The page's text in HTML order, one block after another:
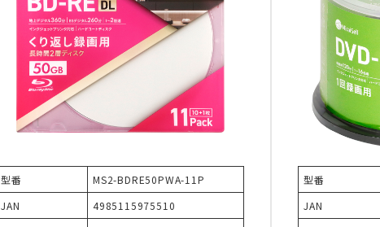
型番
MS2-BDRE50PWA-11P
JAN
4985115975510
型番
JAN